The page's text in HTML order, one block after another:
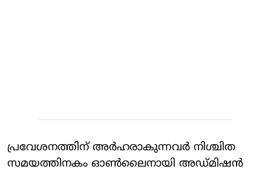
പ്രവേശനത്തിന് അർഹരാകുന്നവർ നിശ്ചിത
സമയത്തിനകം ഓൺലൈനായി അഡ്മിഷൻ